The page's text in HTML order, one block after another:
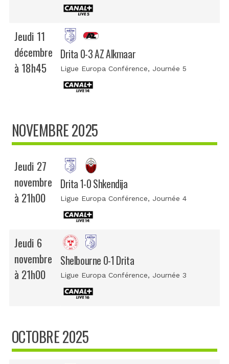
Jeudi 11
décembre
à 18h45
Drita 0-3 AZ Alkmaar
Ligue Europa Conférence, Journée 5
NOVEMBRE 2025
Jeudi 27
novembre
à 21h00
Drita 1-0 Shkendija
Ligue Europa Conférence, Journée 4
Jeudi 6
novembre
à 21h00
Shelbourne 0-1 Drita
Ligue Europa Conférence, Journée 3
OCTOBRE 2025